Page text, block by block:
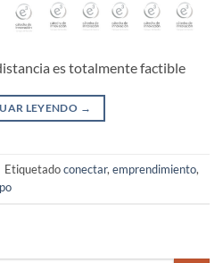
es totalmente factible
LEYENDO →
Etiquetadoconectar, emprendimiento,